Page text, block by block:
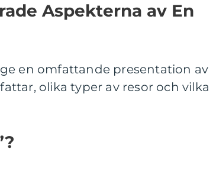
Aspekterna av En
en omfattande presentation av
olika typer av resor och vilka